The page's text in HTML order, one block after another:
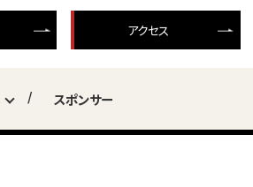
アクセス
スポンサー